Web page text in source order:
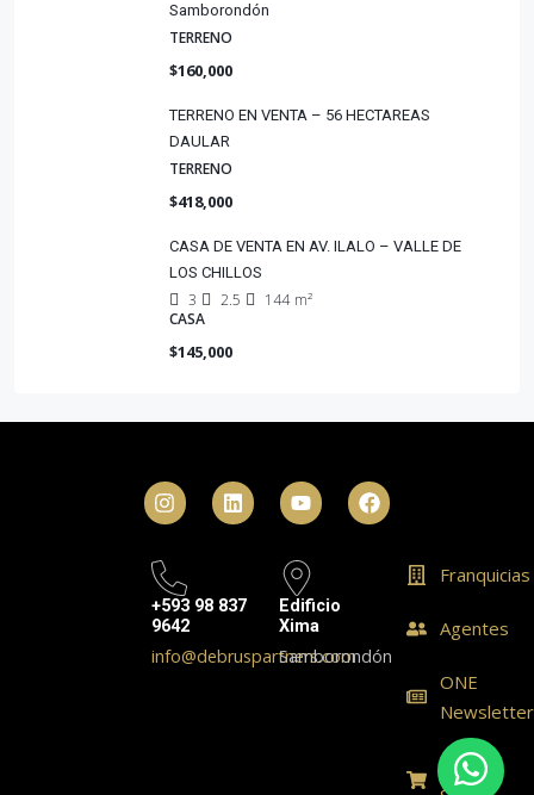
Samborondón
TERRENO
$160,000
TERRENO EN VENTA – 56 HECTAREAS
DAULAR
TERRENO
$418,000
CASA DE VENTA EN AV. ILALO – VALLE DE
LOS CHILLOS
3 2.5 144 m²
CASA
$145,000
+593 98 837
9642
info@debruspartners.com
Edificio
Xima
Samborondón
Franquicias
Agentes
ONE
Newsletter
ONE